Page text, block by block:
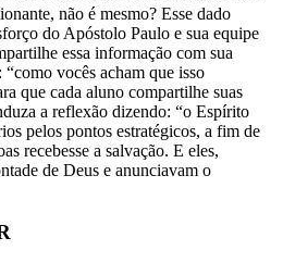
não é mesmo? Esse dado
do Apóstolo Paulo e sua equipe
essa informação com sua
vocês acham que isso
que cada aluno compartilhe suas
a reflexão dizendo: “o Espírito
pelos pontos estratégicos, a fim de
recebesse a salvação. E eles,
de Deus e anunciavam o